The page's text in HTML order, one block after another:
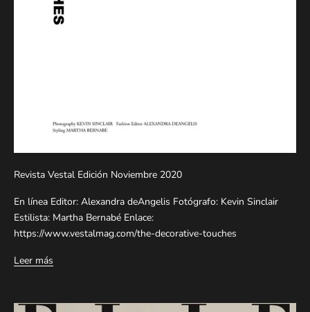
Revista Vestal Edición Noviembre 2020
En línea Editor: Alexandra deAngelis Fotógrafo: Kevin Sinclair
Estilista: Martha Bernabé Enlace:
https://www.vestalmag.com/the-decorative-touches
Leer más